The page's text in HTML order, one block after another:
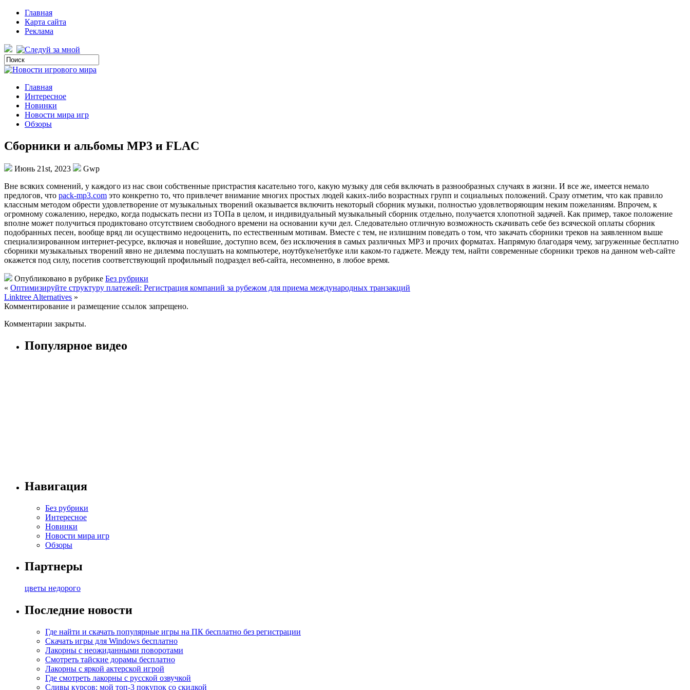
Главная
Карта сайта
Реклама
Главная
Интересное
Новинки
Новости мира игр
Обзоры
Сборники и альбомы MP3 и FLAC
Июнь 21st, 2023
Gwp
Внe всякиx сомнений, у каждого из нас свои собственные пристрастия касательно того, какую музыку для себя включать в разнообразных случаях в жизни. И все же, имеется немало
предлогов, что pack-mp3.com это конкретно то, что привлечет внимание многих простых людей каких-либо возрастных групп и социальных положений. Сразу отметим, что как правило
классным методом обрести удовлетворение от музыкальных творений оказывается включить некоторый сборник музыки, полностью удовлетворяющим неким пожеланиям. Впрочем, к
огромному сожалению, нередко, когда подыскать песни из ТОПа в целом, и индивидуальный музыкальный сборник отдельно, получается хлопотной задачей. Как пример, такое положение
вполне может получиться продиктовано отсутствием свободного времени на основании кучи дел. Следовательно отличную возможность скачивать себе без всяческой оплаты сборник
подобранных песен, вообще вряд ли осуществимо недооценить, по естественным мотивам. Вместе с тем, не излишним поведать о том, что закачать сборники треков на заявленном выше
специализированном интернет-ресурсе, включая и новейшие, доступно всем, без исключения в самых различных MP3 и прочих форматах. Напрямую благодаря чему, загруженные бесплатно
сборники музыкальных творений явно не дилемма послушать на компьютере, ноутбуке/нетбуке или каком-то гаджете. Между тем, найти современные сборники треков на данном web-сайте
окажется под силу, посетив соответствующий профильный подраздел веб-сайта, несомненно, в любое время.
Опубликовано в рубрике Без рубрики
« Оптимизируйте структуру платежей: Регистрация компаний за рубежом для приема международных транзакций
Linktree Alternatives »
Комментирование и размещение ссылок запрещено.
Комментарии закрыты.
Популярное видео
Навигация
Без рубрики
Интересное
Новинки
Новости мира игр
Обзоры
Партнеры
цветы недорого
Последние новости
Где найти и скачать популярные игры на ПК бесплатно без регистрации
Скачать игры для Windows бесплатно
Лакорны с неожиданными поворотами
Смотреть тайские дорамы бесплатно
Лакорны с яркой актерской игрой
Где смотреть лакорны с русской озвучкой
Сливы курсов: мой топ-3 покупок со скидкой